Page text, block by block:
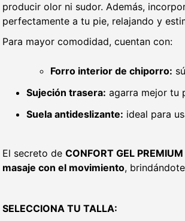
producir olor ni sudor. Además,
perfectamente a tu pie, relajando y
Para mayor comodidad, cuentan con:
Forro interior de chiporro:
Sujeción trasera: agarra mejor tu
Suela antideslizante: ideal para
El secreto de CONFORT GEL PREMIUM
masaje con el movimiento,
SELECCIONA TU TALLA: